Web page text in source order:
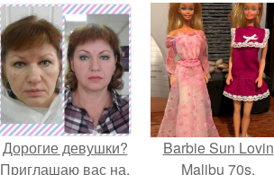
Дорогие девушки?
Приглашаю вас на.
Barbie Sun Lovin
Malibu 70s.